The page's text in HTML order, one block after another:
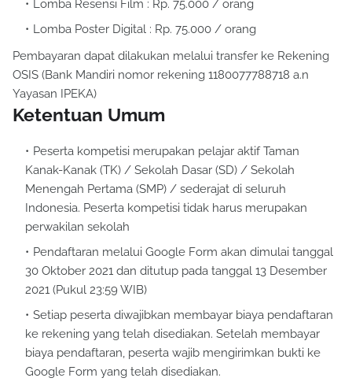
Lomba Resensi Film : Rp. 75.000 / orang
Lomba Poster Digital : Rp. 75.000 / orang
Pembayaran dapat dilakukan melalui transfer ke Rekening
OSIS (Bank Mandiri nomor rekening 1180077788718 a.n
Yayasan IPEKA)
Ketentuan Umum
Peserta kompetisi merupakan pelajar aktif Taman
Kanak-Kanak (TK) / Sekolah Dasar (SD) / Sekolah
Menengah Pertama (SMP) / sederajat di seluruh
Indonesia. Peserta kompetisi tidak harus merupakan
perwakilan sekolah
Pendaftaran melalui Google Form akan dimulai tanggal
30 Oktober 2021 dan ditutup pada tanggal 13 Desember
2021 (Pukul 23:59 WIB)
Setiap peserta diwajibkan membayar biaya pendaftaran
ke rekening yang telah disediakan. Setelah membayar
biaya pendaftaran, peserta wajib mengirimkan bukti ke
Google Form yang telah disediakan.